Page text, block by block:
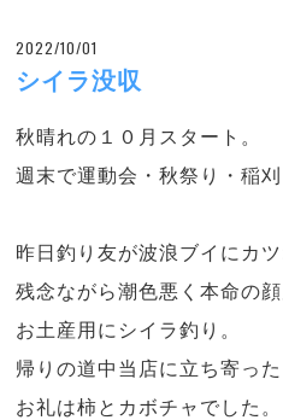
2022/10/01
シイラ没収
秋晴れの１０月スタート。
週末で運動会・秋祭り・稲
昨日釣り友が波浪ブイにカツ
残念ながら潮色悪く本命の顔
お土産用にシイラ釣り。
帰りの道中当店に立ち寄っ
お礼は柿とカボチャでした。